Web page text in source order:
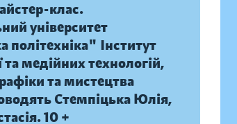
клас.
університет
політехніка" Інститут
та медійних технологій,
та мистецтва
Стемпіцька Юлія,
10 +